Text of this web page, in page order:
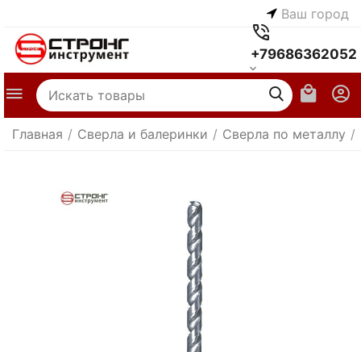
Ваш город
+79686362052
Главная / Сверла и балеринки / Сверла по металлу /